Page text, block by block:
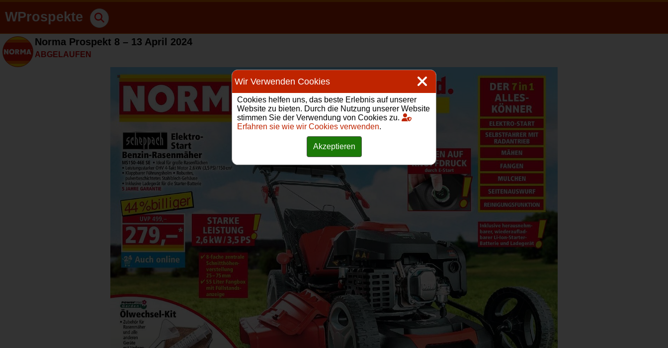
WProspekte
Norma Prospekt 8 – 13 April 2024
ABGELAUFEN
Wir Verwenden Cookies
Cookies helfen uns, das beste Erlebnis auf unserer
Website zu bieten. Durch die Nutzung unserer Website
stimmen Sie der Verwendung von Cookies zu.
Erfahren sie wie wir Cookies verwenden.
Akzeptieren